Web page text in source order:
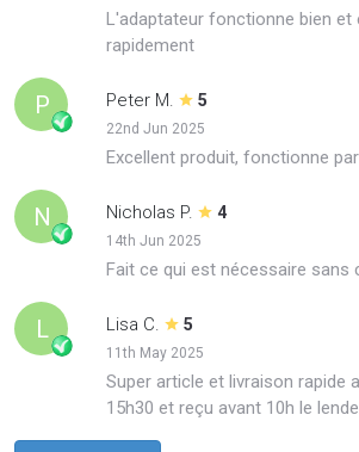
L'adaptateur fonctionne bien et
rapidement
P Peter M. 5
22nd Jun 2025
Excellent produit, fonctionne
N Nicholas P. 4
14th Jun 2025
Fait ce qui est nécessaire sans
L Lisa C. 5
11th May 2025
Super article et livraison rapide
15h30 et reçu avant 10h le